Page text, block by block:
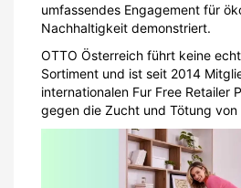
umfassendes Engagement für
Nachhaltigkeit demonstriert.
OTTO Österreich führt keine
Sortiment und ist seit 2014
internationalen Fur Free Retailer
gegen die Zucht und Tötung